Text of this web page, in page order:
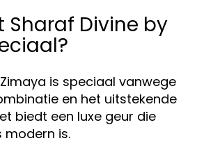
Divine by
is speciaal vanwege
en het uitstekende
biedt een luxe geur die
modern is.